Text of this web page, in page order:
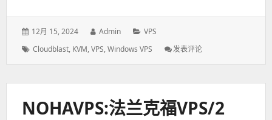
发
于：
12月 15, 2024
作
Admin
分
VPS
标
Cloudblast, KVM,VPS,Windows VPS 发表评论
便
VPS，
NOHAVPS:法兰克福VPS/2